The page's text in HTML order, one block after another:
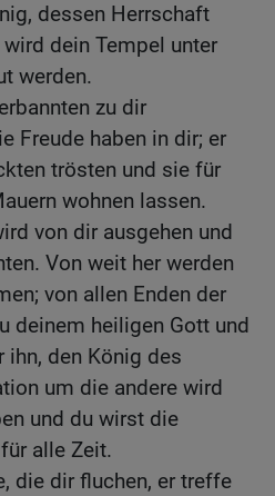
dessen Herrschaft
dein Tempel unter
werden.
zu dir
Freude haben in dir; er
trösten und sie für
wohnen lassen.
von dir ausgehen und
Von weit her werden
von allen Enden der
deinem heiligen Gott und
ihn, den König des
um die andere wird
und du wirst die
alle Zeit.
die dir fluchen, er treffe